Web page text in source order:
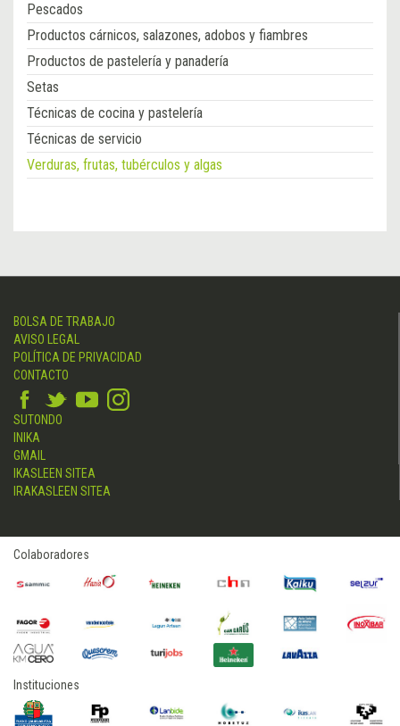
Pescados
Productos cárnicos, salazones, adobos y fiambres
Productos de pastelería y panadería
Setas
Técnicas de cocina y pastelería
Técnicas de servicio
Verduras, frutas, tubérculos y algas
BOLSA DE TRABAJO
AVISO LEGAL
POLÍTICA DE PRIVACIDAD
CONTACTO
SUTONDO
INIKA
GMAIL
IKASLEEN SITEA
IRAKASLEEN SITEA
Colaboradores
Instituciones